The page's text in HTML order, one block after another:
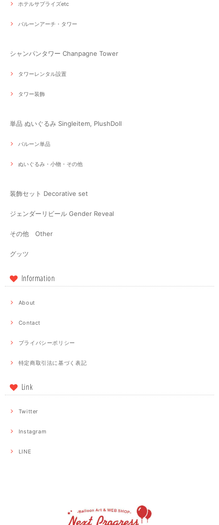
ホテルサプライズetc
バルーンアーチ・タワー
シャンパンタワー Chanpagne Tower
タワーレンタル設置
タワー装飾
単品 ぬいぐるみ Singleitem, PlushDoll
バルーン単品
ぬいぐるみ・小物・その他
装飾セット Decorative set
ジェンダーリビール Gender Reveal
その他 Other
グッツ
Information
About
Contact
プライバシーポリシー
特定商取引法に基づく表記
Link
Twitter
Instagram
LINE